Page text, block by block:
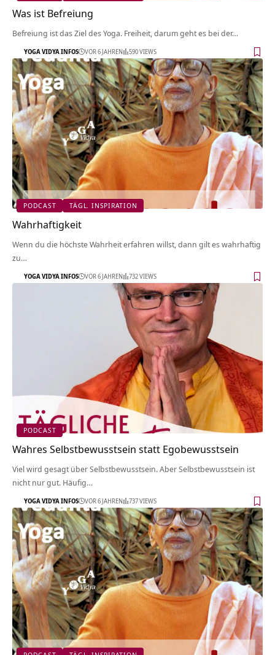
Was ist Befreiung
Befreiung ist das Ziel des Yoga. Freiheit, darum geht es bei der…
YOGA VIDYA INFOS VOR 6 JAHREN 590 VIEWS
PODCAST TÄGL. INSPIRATION
Wahrhaftigkeit
Wenn du die höchste Wahrheit erfahren willst, dann gilt es wahrhaftig
zu…
YOGA VIDYA INFOS VOR 6 JAHREN 732 VIEWS
PODCAST
Wahres Selbstbewusstsein statt Egobewusstsein
Viel wird gesagt über Selbstbewusstsein. Aber Selbstbewusstsein ist
nicht nur gut. Häufig…
YOGA VIDYA INFOS VOR 6 JAHREN 737 VIEWS